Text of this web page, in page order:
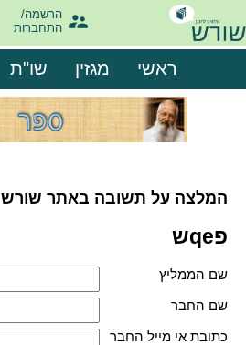
הרשמה/
התחברות
ראשי מגזין שו"ת
המלצה על תשובה באתר שורש
פqeש
שם הממליץ
שם החבר
כתובת אי מייל החבר